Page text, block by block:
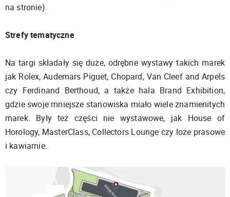
na stronie).
Strefy tematyczne
Na targi składały się duże, odrębne wystawy takich marek
jak Rolex, Audemars Piguet, Chopard, Van Cleef and Arpels
czy Ferdinand Berthoud, a także hala Brand Exhibition,
gdzie swoje mniejsze stanowiska miało wiele znamienitych
marek. Były też części nie wystawowe, jak House of
Horology, MasterClass, Collectors Lounge czy loże prasowe
i kawiarnie.